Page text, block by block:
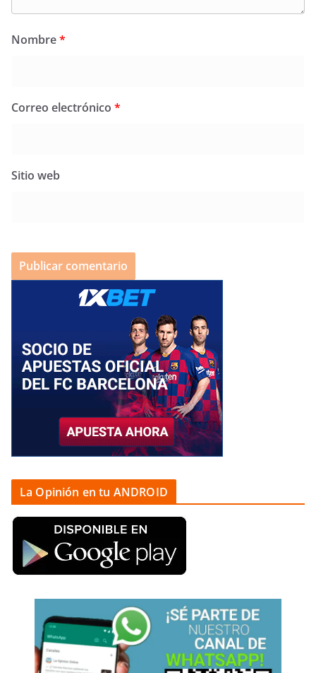
Nombre*
Correo electrónico *
Sitio web
La Opinión en tu ANDROID